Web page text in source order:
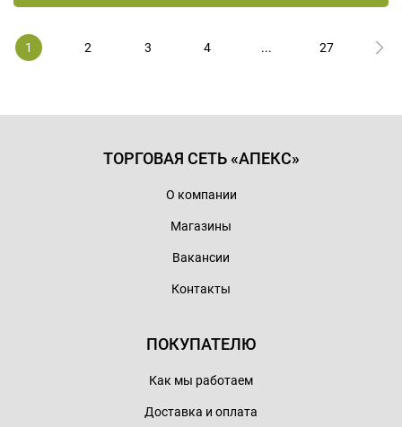
1 2 3 4 ... 27
ТОРГОВАЯ СЕТЬ «АПЕКС»
О компании
Магазины
Вакансии
Контакты
ПОКУПАТЕЛЮ
Как мы работаем
Доставка и оплата